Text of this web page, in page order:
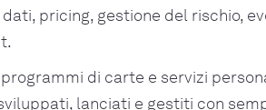
dati, pricing, gestione del rischio,
di carte e servizi
lanciati e gestiti con